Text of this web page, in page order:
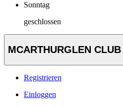
Sonntag
geschlossen
MCARTHURGLEN CLUB
Registrieren
Einloggen